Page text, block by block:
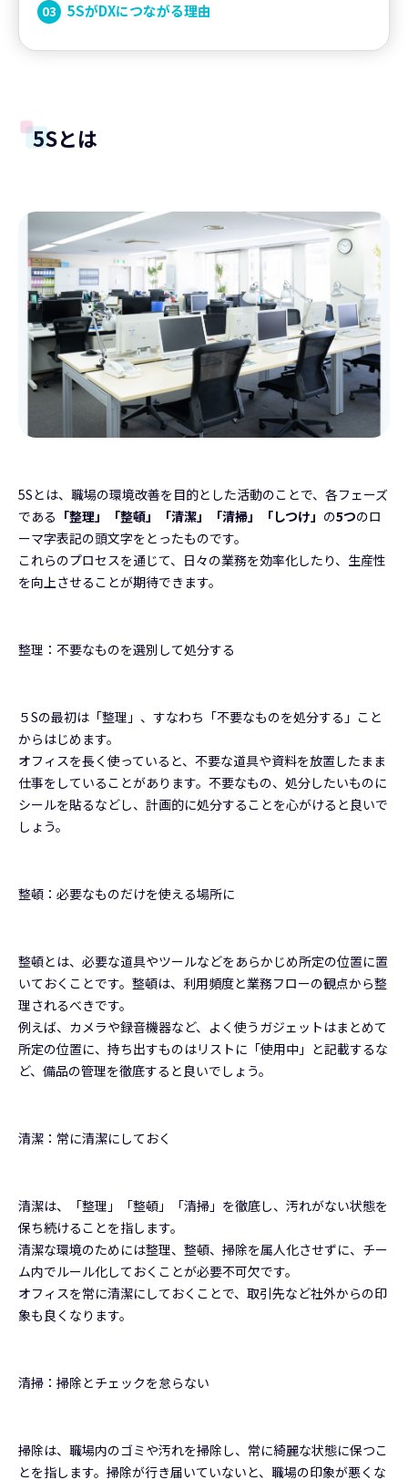
5SがDXにつながる理由
5Sとは
5Sとは、職場の環境改善を目的とした活動のことで、各フェーズ
である 「整理」「整頓」「清潔」「清掃」「しつけ」 の5つのロ
ーマ字表記の頭文字をとったものです。
これらのプロセスを通じて、日々の業務を効率化したり、生産性
を向上させることが期待できます。
整理：不要なものを選別して処分する
５Sの最初は「整理」、すなわち「不要なものを処分する」こと
からはじめます。
オフィスを長く使っていると、不要な道具や資料を放置したまま
仕事をしていることがあります。不要なもの、処分したいものに
シールを貼るなどし、計画的に処分することを心がけると良いで
しょう。
整頓：必要なものだけを使える場所に
整頓とは、必要な道具やツールなどをあらかじめ所定の位置に置
いておくことです。整頓は、利用頻度と業務フローの観点から整
理されるべきです。
例えば、カメラや録音機器など、よく使うガジェットはまとめて
所定の位置に、持ち出すものはリストに「使用中」と記載するな
ど、備品の管理を徹底すると良いでしょう。
清潔：常に清潔にしておく
清潔は、「整理」「整頓」「清掃」を徹底し、汚れがない状態を
保ち続けることを指します。
清潔な環境のためには整理、整頓、掃除を属人化させずに、チー
ム内でルール化しておくことが必要不可欠です。
オフィスを常に清潔にしておくことで、取引先など社外からの印
象も良くなります。
清掃：掃除とチェックを怠らない
掃除は、職場内のゴミや汚れを掃除し、常に綺麗な状態に保つこ
とを指します。掃除が行き届いていないと、職場の印象が悪くな